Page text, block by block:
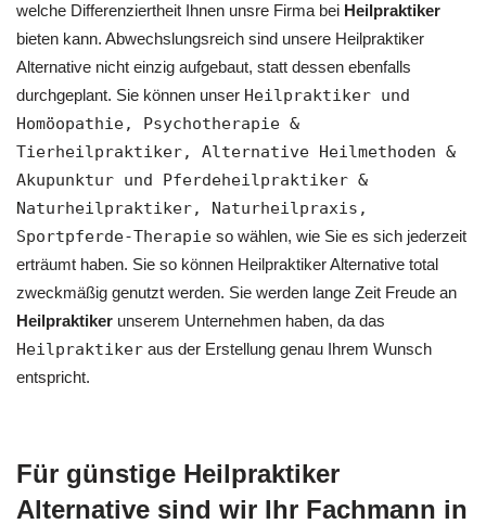
welche Differenziertheit Ihnen unsre Firma bei Heilpraktiker
bieten kann. Abwechslungsreich sind unsere Heilpraktiker
Alternative nicht einzig aufgebaut, statt dessen ebenfalls
durchgeplant. Sie können unser Heilpraktiker und
‎Homöopathie, ‎Psychotherapie &
‎Tierheilpraktiker, Alternative Heilmethoden &
Akupunktur und Pferdeheilpraktiker &
Naturheilpraktiker, Naturheilpraxis,
Sportpferde-Therapie so wählen, wie Sie es sich jederzeit
erträumt haben. Sie so können Heilpraktiker Alternative total
zweckmäßig genutzt werden. Sie werden lange Zeit Freude an
Heilpraktiker unserem Unternehmen haben, da das
Heilpraktiker aus der Erstellung genau Ihrem Wunsch
entspricht.
Für günstige Heilpraktiker
Alternative sind wir Ihr Fachmann in